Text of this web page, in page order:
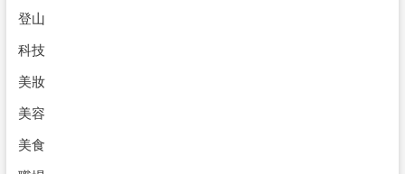
登山
科技
美妝
美容
美食